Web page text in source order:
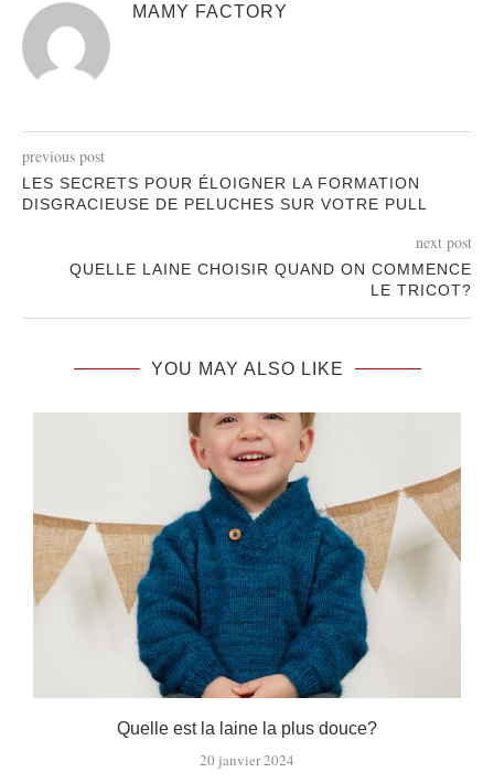
MAMY FACTORY
previous post
LES SECRETS POUR ÉLOIGNER LA FORMATION
DISGRACIEUSE DE PELUCHES SUR VOTRE PULL
next post
QUELLE LAINE CHOISIR QUAND ON COMMENCE
LE TRICOT?
YOU MAY ALSO LIKE
Quelle est la laine la plus douce?
20 janvier 2024